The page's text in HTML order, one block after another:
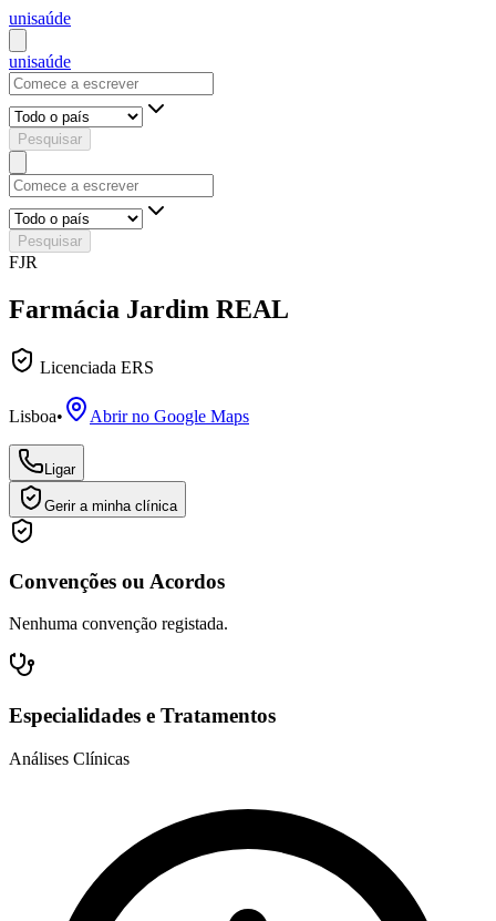
unisaúde
unisaúde
Pesquisar
Pesquisar
FJR
Farmácia Jardim REAL
Licenciada ERS
Lisboa• Abrir no Google Maps
Ligar
Gerir a minha clínica
Convenções ou Acordos
Nenhuma convenção registada.
Especialidades e Tratamentos
Análises Clínicas